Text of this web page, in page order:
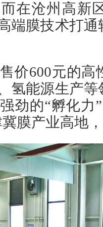
在沧州高新
端膜技术打
价600元的
氢能源生产
劲的“孵化
膜产业高地